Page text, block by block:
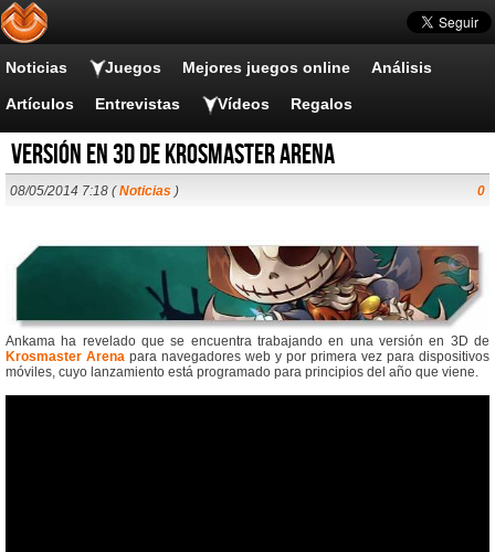
Noticias Juegos Mejores juegos online Análisis
Artículos Entrevistas Vídeos Regalos
Versión en 3D de Krosmaster Arena
08/05/2014 7:18 (Noticias ) 0
Ankama ha revelado que se encuentra trabajando en una versión en 3D de
Krosmaster Arena para navegadores web y por primera vez para dispositivos
móviles, cuyo lanzamiento está programado para principios del año que viene.